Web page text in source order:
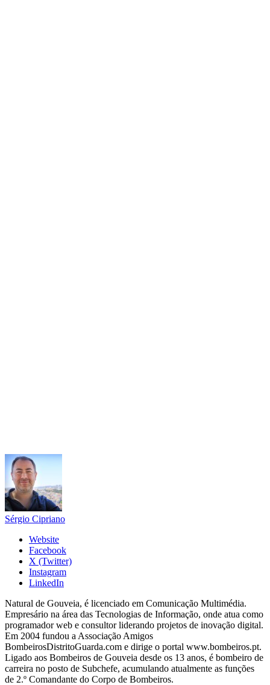
Sérgio Cipriano
Website
Facebook
X (Twitter)
Instagram
LinkedIn
Natural de Gouveia, é licenciado em Comunicação Multimédia.
Empresário na área das Tecnologias de Informação, onde atua como
programador web e consultor liderando projetos de inovação digital.
Em 2004 fundou a Associação Amigos
BombeirosDistritoGuarda.com e dirige o portal www.bombeiros.pt.
Ligado aos Bombeiros de Gouveia desde os 13 anos, é bombeiro de
carreira no posto de Subchefe, acumulando atualmente as funções
de 2.º Comandante do Corpo de Bombeiros.